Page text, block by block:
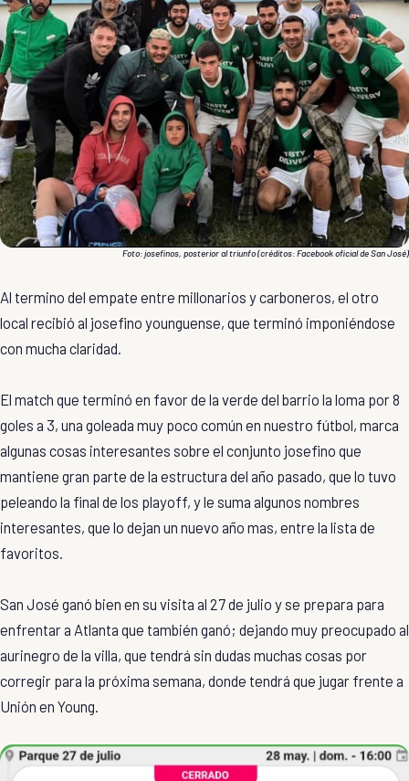
Foto: josefinos, posterior al triunfo (créditos: Facebook oficial deSan José)
Al termino del empate entre millonarios y carboneros, el otro
local recibió al josefino younguense, que terminó imponiéndose
con mucha claridad.
El match que terminó en favor de la verde del barrio la loma por 8
goles a 3, una goleada muy poco común en nuestro fútbol, marca
algunas cosas interesantes sobre el conjunto josefino que
mantiene gran parte de la estructura del año pasado, que lo tuvo
peleando la final de los playoff, y le suma algunos nombres
interesantes, que lo dejan un nuevo año mas, entre la lista de
favoritos.
San José ganó bien en su visita al 27 de julio y se prepara para
enfrentar a Atlanta que también ganó; dejando muy preocupado al
aurinegro de la villa, que tendrá sin dudas muchas cosas por
corregir para la próxima semana, donde tendrá que jugar frente a
Unión en Young.